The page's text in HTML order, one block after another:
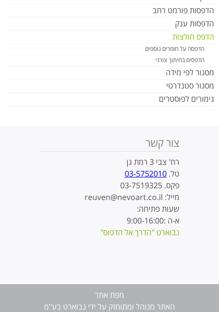
הדפסות פורמט רחב
הדפסות ענק
הדפס חולצות
הדפסה על חומרים נוספים
הדפסים בחיתוך צורני
מסגור לפי מידה
מסגור סטנדרטי
גימורים לפוסטרים
צור קשר
רח' צבי 3 רמת גן
טל.03-5752010
פקס. 03-7519325
מייל: reuven@nevoart.co.il
שעות פתיחה:
א-ה :9:00-16:00
נבוארט "הדרך אל הדפוס"
מפת אתר
האתר מנוהל ומתוחזק על ידי נבוארט בע"מ